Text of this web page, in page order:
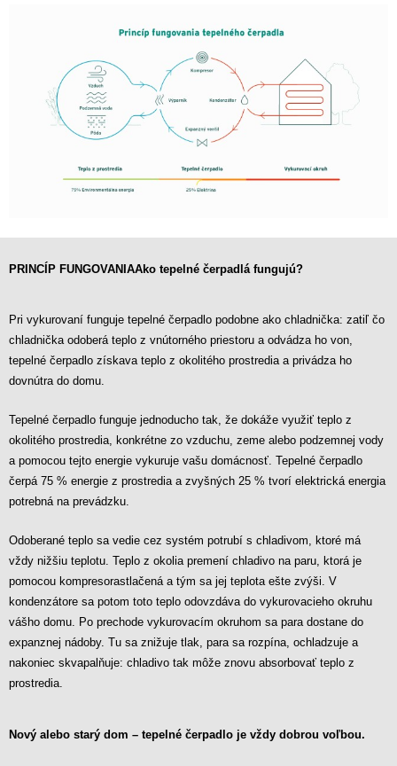
PRINCÍP FUNGOVANIAAko tepelné čerpadlá fungujú?
Pri vykurovaní funguje tepelné čerpadlo podobne ako chladnička: zatiľ čo
chladnička odoberá teplo z vnútorného priestoru a odvádza ho von,
tepelné čerpadlo získava teplo z okolitého prostredia a privádza ho
dovnútra do domu.
Tepelné čerpadlo funguje jednoducho tak, že dokáže využiť teplo z
okolitého prostredia, konkrétne zo vzduchu, zeme alebo podzemnej vody
a pomocou tejto energie vykuruje vašu domácnosť. Tepelné čerpadlo
čerpá 75 % energie z prostredia a zvyšných 25 % tvorí elektrická energia
potrebná na prevádzku.
Odoberané teplo sa vedie cez systém potrubí s chladivom, ktoré má
vždy nižšiu teplotu. Teplo z okolia premení chladivo na paru, ktorá je
pomocou kompresorastlačená a tým sa jej teplota ešte zvýši. V
kondenzátore sa potom toto teplo odovzdáva do vykurovacieho okruhu
vášho domu. Po prechode vykurovacím okruhom sa para dostane do
expanznej nádoby. Tu sa znižuje tlak, para sa rozpína, ochladzuje a
nakoniec skvapalňuje: chladivo tak môže znovu absorbovať teplo z
prostredia.
Nový alebo starý dom – tepelné čerpadlo je vždy dobrou voľbou.